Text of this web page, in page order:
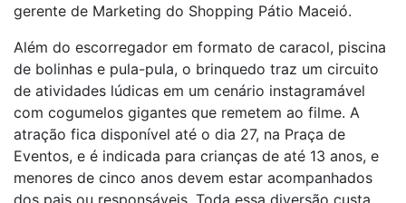
gerente de Marketing do Shopping Pátio Maceió.
Além do escorregador em formato de caracol, piscina
de bolinhas e pula-pula, o brinquedo traz um circuito
de atividades lúdicas em um cenário instagramável
com cogumelos gigantes que remetem ao filme. A
atração fica disponível até o dia 27, na Praça de
Eventos, e é indicada para crianças de até 13 anos, e
menores de cinco anos devem estar acompanhados
dos pais ou responsáveis. Toda essa diversão custa